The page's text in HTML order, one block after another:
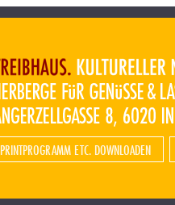
PRINTPROGRAMM ETC. DOWNLOADEN